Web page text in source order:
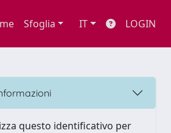
Sfoglia IT LOGIN
questo identificativo per